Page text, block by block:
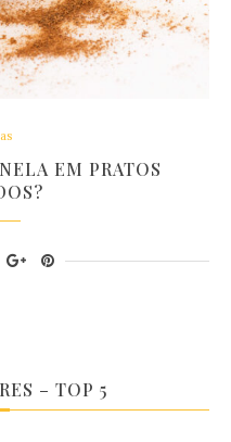
EM PRATOS
– TOP 5